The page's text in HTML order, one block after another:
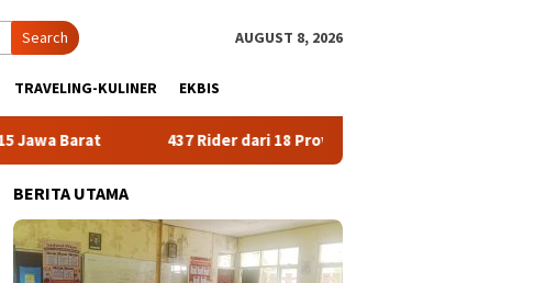
Search AUGUST 8, 2026
TRAVELING-KULINER EKBIS
437 Rider dari 18 Provinsi Ramaikan Bupati Cup 2026 Tour
BERITA UTAMA